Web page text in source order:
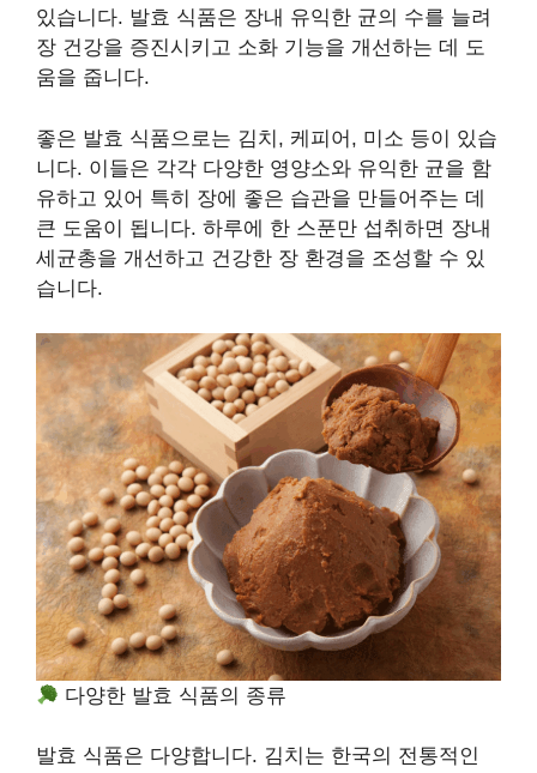
있습니다. 발효 식품은 장내 유익한 균의 수를 늘려
장 건강을 증진시키고 소화 기능을 개선하는 데 도
움을 줍니다.
좋은 발효 식품으로는 김치, 케피어, 미소 등이 있습
니다. 이들은 각각 다양한 영양소와 유익한 균을 함
유하고 있어 특히 장에 좋은 습관을 만들어주는 데
큰 도움이 됩니다. 하루에 한 스푼만 섭취하면 장내
세균총을 개선하고 건강한 장 환경을 조성할 수 있
습니다.
다양한 발효 식품의 종류
발효 식품은 다양합니다. 김치는 한국의 전통적인